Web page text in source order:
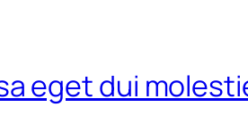
eget dui